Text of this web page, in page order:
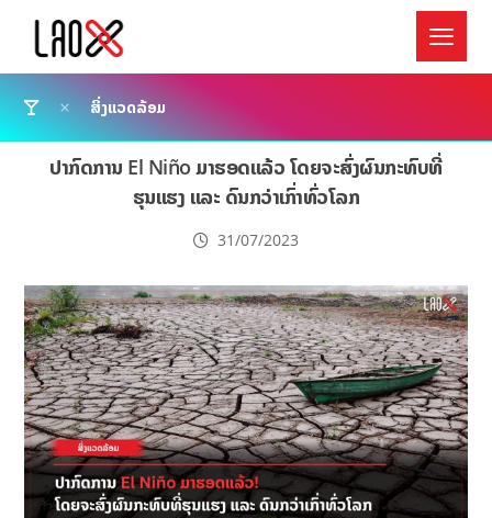
ສິ່ງແວດລ້ອມ
ປາກົດການ El Niño ມາຮອດແລ້ວ ໂດຍຈະສົ່ງຜົນກະທົບທີ່
ຮຸນແຮງ ແລະ ດົນກວ່າເກົ່າທົ່ວໂລກ
31/07/2023